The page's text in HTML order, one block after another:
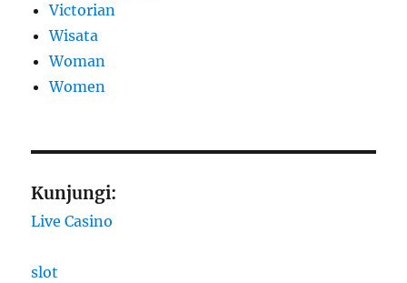
Victorian
Wisata
Woman
Women
Kunjungi:
Live Casino
slot